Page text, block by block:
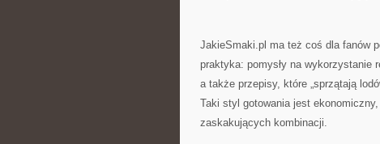
JakieSmaki.pl ma też coś dla fanów
praktyka: pomysły na wykorzystanie
a także przepisy, które „sprzątają
Taki styl gotowania jest
zaskakujących kombinacji.